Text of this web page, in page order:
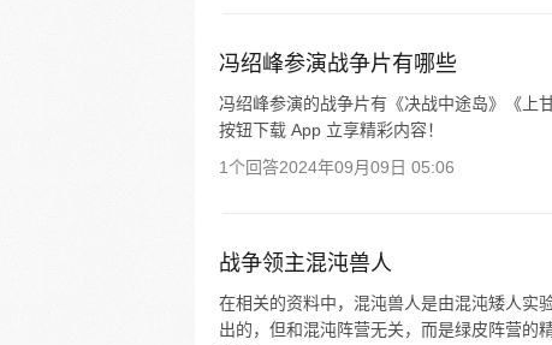
冯绍峰参演战争片有哪些
冯绍峰参演的战争片有《决战中途岛》《上
按钮下载 App 立享精彩内容！
1个回答2024年09月09日 05:06
战争领主混沌兽人
在相关的资料中，混沌兽人是由混沌矮人实
出的，但和混沌阵营无关，而是绿皮阵营的